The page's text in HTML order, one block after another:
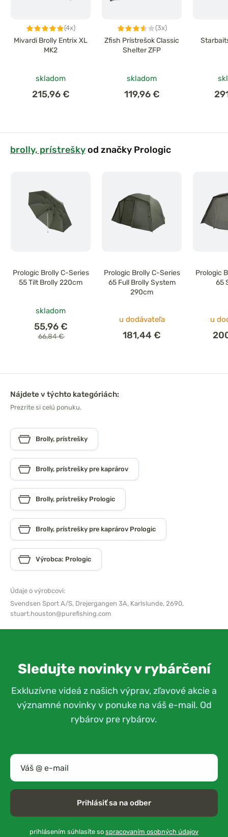
(4x)
Mivardi Brolly Entrix XL
MK2
skladom
215,96 €
(3x)
Zfish Prístrešok Classic
Shelter ZFP
skladom
119,96 €
brolly, prístreškyod značky Prologic
Prologic Brolly C-Series
55 Tilt Brolly 220cm
skladom
55,96 €
66,84 €
Prologic Brolly C-Series
65 Full Brolly System
290cm
u dodávateľa
181,44 €
Prologic
65
u
Nájdete v týchto kategóriách:
Prezrite si celú ponuku.
Brolly, prístrešky
Brolly, prístrešky pre kaprárov
Brolly, prístrešky Prologic
Brolly, prístrešky pre kaprárov Prologic
Výrobca: Prologic
Údaje o výrobcovi:
Svendsen Sport A/S, Drejergangen 3A, Karlslunde, 2690,
stuart.houston@purefishing.com
Sledujte novinky v rybárčení
Exkluzívne videá z našich výprav, zľavové akcie a
významné novinky v ponuke na váš e-mail. Od
rybárov pre rybárov.
Prihlásiť sa na odber
prihlásením súhlasíte so spracovaním osobných údajov